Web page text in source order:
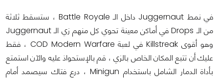
في نمط Juggernaut داخل الـ Battle Royale ، ستسقط ثلاثة
من الـ Drops في أماكن معينة تحوي كل منهم زي الـ Juggernaut
وهو أقوى Killstreak في لعبة COD Modern Warfare ، فقط
عليك أن تتبع المكان الخاص بالزي ، قم بالإستحواذ عليه والآن استمتع
بأداة الدمار الشامل باستخدام Minigun ، درع فتاك سيصمد أمام